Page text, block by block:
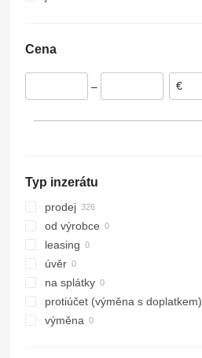
Itálie
Belgie
Cena
–
Typ inzerátu
prodej
od výrobce
leasing
úvěr
na splátky
protiúčet (výměna s doplatkem)
výměna